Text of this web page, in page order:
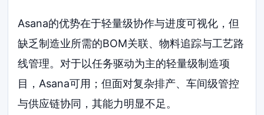
Asana的优势在于轻量级协作与进度可视化，但
缺乏制造业所需的BOM关联、物料追踪与工艺路
线管理。对于以任务驱动为主的轻量级制造项
目，Asana可用；但面对复杂排产、车间级管控
与供应链协同，其能力明显不足。